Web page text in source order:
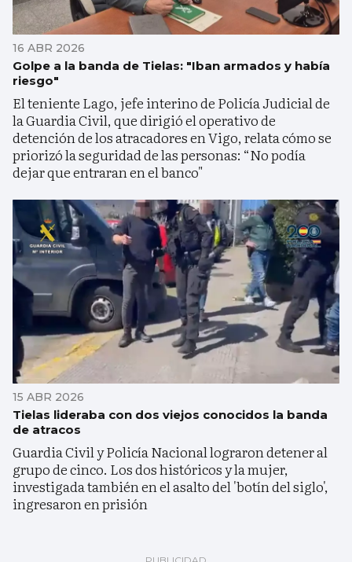
16 ABR 2026
Golpe a la banda de Tielas: "Iban armados y había
riesgo"
El teniente Lago, jefe interino de Policía Judicial de
la Guardia Civil, que dirigió el operativo de
detención de los atracadores en Vigo, relata cómo se
priorizó la seguridad de las personas: “No podía
dejar que entraran en el banco"
15 ABR 2026
Tielas lideraba con dos viejos conocidos la banda
de atracos
Guardia Civil y Policía Nacional lograron detener al
grupo de cinco. Los dos históricos y la mujer,
investigada también en el asalto del 'botín del siglo',
ingresaron en prisión